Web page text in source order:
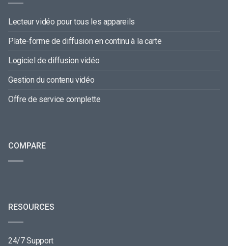
Lecteur vidéo pour tous les appareils
Plate-forme de diffusion en continu à la carte
Logiciel de diffusion vidéo
Gestion du contenu vidéo
Offre de service complette
COMPARE
RESOURCES
24/7 Support